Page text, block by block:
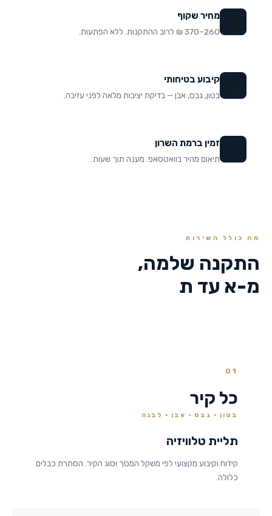
מחיר שקוף
260–370 ₪ לרוב ההתקנות. ללא הפתעות.
קיבוע בטיחותי
בטון, גבס, אבן — בדיקת יציבות מלאה לפני עזיבה.
זמין ברמת השרון
תיאום מהיר בוואטסאפ. מענה תוך שעות.
מה כולל השירות
התקנה שלמה,
מ-א עד ת
01
כל קיר
בטון · גבס · אבן · לבנה
תליית טלוויזיה
קידוח וקיבוע מקצועי לפי משקל המסך וסוג הקיר. הסתרת כבלים
כלולה.